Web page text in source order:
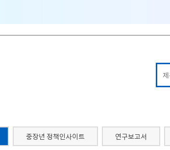
중장년 정책인사이트 연구보고서